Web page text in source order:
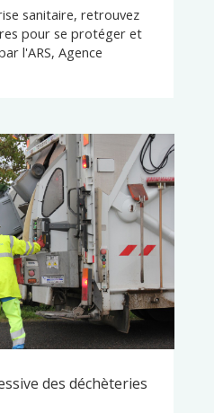
sanitaire, retrouvez
pour se protéger et
l'ARS, Agence
des déchèteries